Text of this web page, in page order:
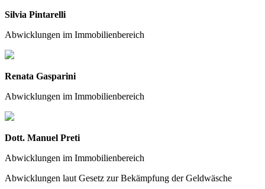
Silvia Pintarelli
Abwicklungen im Immobilienbereich
Renata Gasparini
Abwicklungen im Immobilienbereich
Dott. Manuel Preti
Abwicklungen im Immobilienbereich
Abwicklungen laut Gesetz zur Bekämpfung der Geldwäsche